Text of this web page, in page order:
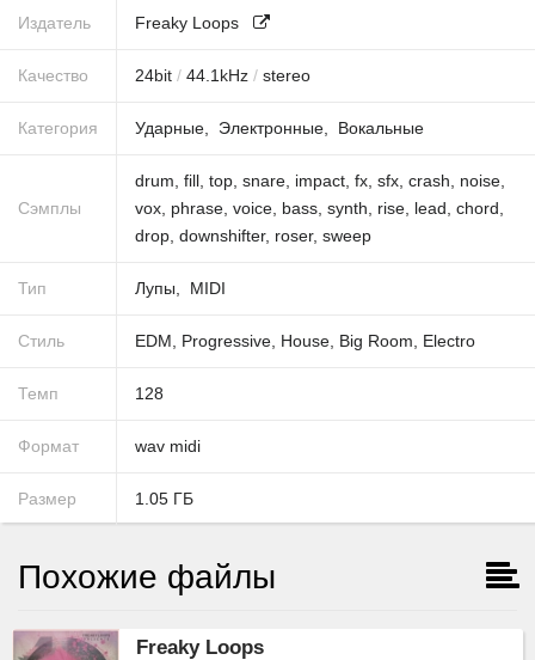
Издатель Freaky Loops
Качество 24bit / 44.1 kHz / stereo
Категория Ударные Электронные Вокальные
Сэмплы
drum fill top snare impact fx sfx crash noise
vox phrase voice bass synth rise lead chord
drop downshifter, roser, sweep
Тип Лупы MIDI
Стиль EDM Progressive House Big Room Electro
Темп 128
Формат wav midi
Размер 1.05 ГБ
Похожие файлы
Freaky Loops